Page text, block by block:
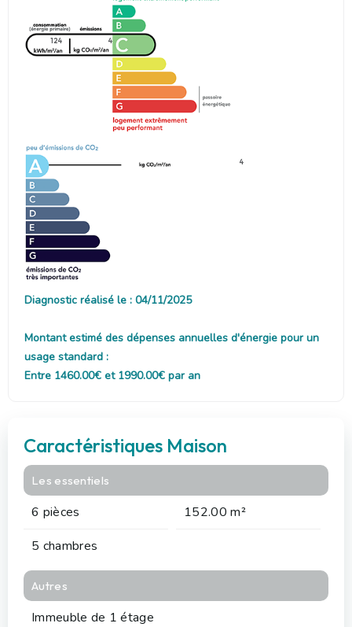
124 4
4
Diagnostic réalisé le : 04/11/2025
Montant estimé des dépenses annuelles d'énergie pour un
usage standard :
Entre 1460.00€ et 1990.00€ par an
Caractéristiques Maison
Les essentiels
6 pièces
152.00 m²
5 chambres
Autres
Immeuble de 1 étage